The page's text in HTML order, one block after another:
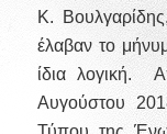
Κ.
έλαβαν το
ίδια λογική.
Αυγούστου